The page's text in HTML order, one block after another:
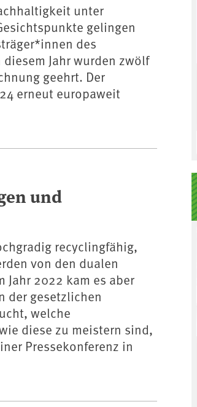
unter
gelingen
des
Jahr wurden zwölf
geehrt. Der
erneut europaweit
und
recyclingfähig,
von den dualen
Jahr 2022 kam es aber
der gesetzlichen
welche
diese zu meistern sind,
Pressekonferenz in